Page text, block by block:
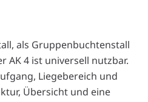
als Gruppenbuchtenstall
AK 4 ist universell nutzbar.
Liegebereich und
Übersicht und eine